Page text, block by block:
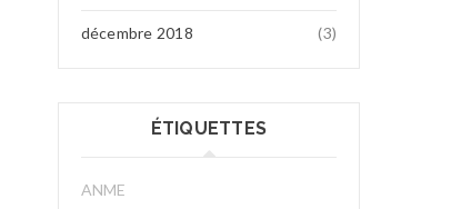
décembre 2018 (3)
ÉTIQUETTES
ANME